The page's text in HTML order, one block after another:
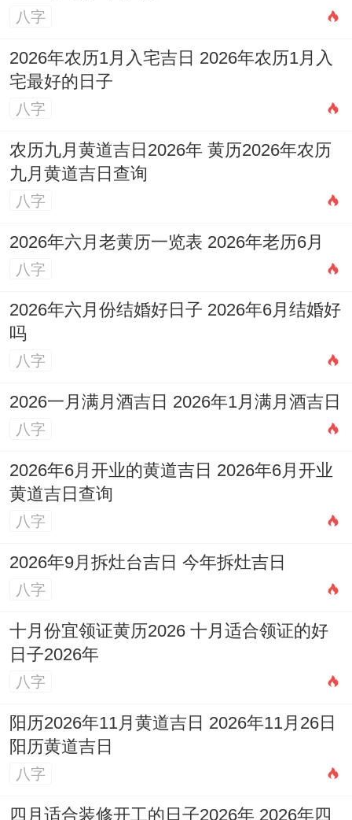
八字
2026年农历1月入宅吉日 2026年农历1月入
宅最好的日子
八字
农历九月黄道吉日2026年 黄历2026年农历
九月黄道吉日查询
八字
2026年六月老黄历一览表 2026年老历6月
八字
2026年六月份结婚好日子 2026年6月结婚好
吗
八字
2026一月满月酒吉日 2026年1月满月酒吉日
八字
2026年6月开业的黄道吉日 2026年6月开业
黄道吉日查询
八字
2026年9月拆灶台吉日 今年拆灶吉日
八字
十月份宜领证黄历2026 十月适合领证的好
日子2026年
八字
阳历2026年11月黄道吉日 2026年11月26日
阳历黄道吉日
八字
四月适合装修开工的日子2026年 2026年四